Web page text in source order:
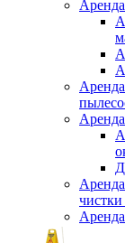
чистки